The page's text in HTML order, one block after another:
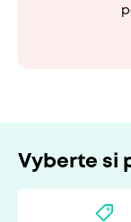
Vyberte si